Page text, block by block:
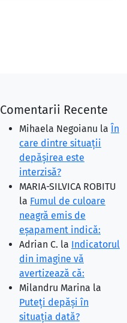
Comentarii Recente
Mihaela Negoianu la În
care dintre situaţii
depăşirea este
interzisă?
MARIA-SILVICA ROBITU
la Fumul de culoare
neagră emis de
eşapament indică:
Adrian C. la Indicatorul
din imagine vă
avertizează că:
Milandru Marina la
Puteţi depăşi în
situaţia dată?